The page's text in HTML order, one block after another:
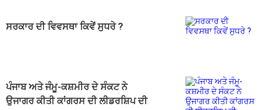
ਸਰਕਾਰ ਦੀ ਵਿਵਸਥਾ ਕਿਵੇਂ ਸੁਧਰੇ ?
ਪੰਜਾਬ ਅਤੇ ਜੰਮੂ-ਕਸ਼ਮੀਰ ਦੇ ਸੰਕਟ ਨੇ
ਉਜਾਗਰ ਕੀਤੀ ਕਾਂਗਰਸ ਦੀ ਲੀਡਰਸ਼ਿਪ ਦੀ